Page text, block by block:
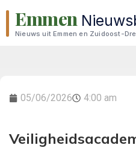
Emmen
Nieuws uit Emmen en Zuidoost-
05/06/2026 4:00 am